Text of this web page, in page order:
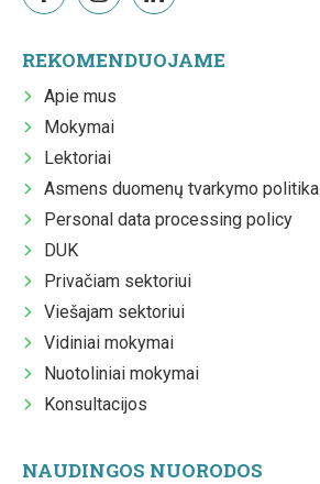
REKOMENDUOJAME
Apie mus
Mokymai
Lektoriai
Asmens duomenų tvarkymo politika
Personal data processing policy
DUK
Privačiam sektoriui
Viešajam sektoriui
Vidiniai mokymai
Nuotoliniai mokymai
Konsultacijos
NAUDINGOS NUORODOS